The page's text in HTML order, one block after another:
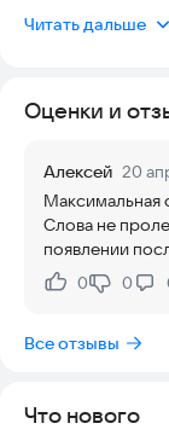
строкой.
музыкальный
общение с
телефон сиял
⭐ Поддержка
полностью
Читать дальше
Оценки и
Алексей 20
Максимальная
Слова не
появлении
Нравится:
0Не 0
Все отзывы
Что нового